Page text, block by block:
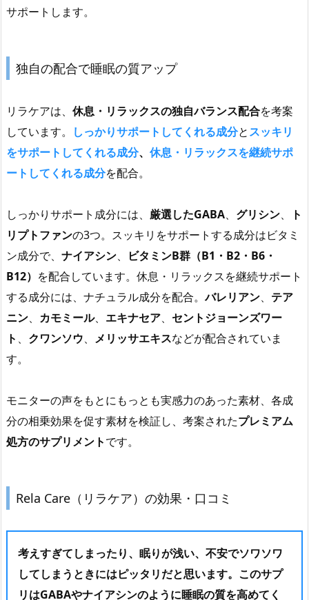
サポートします。
独自の配合で睡眠の質アップ
リラケアは、 休息・リラックスの独自バランス配合を考案
しています。
しっかりサポートしてくれる成分とスッキリ
をサポートしてくれる成分、 休息・リラックスを継続サポ
ートしてくれる成分を配合。
しっかりサポート成分には、 厳選したGABA、 グリシン、
ト
リプトファンの3つ。スッキリをサポートする成分はビタミ
ン成分で、 ナイアシン、
ビタミンB群（B1・B2・B6・
B12） を配合しています。休息・リラックスを継続サポート
する成分には、ナチュラル成分を配合。バレリアン、 テア
ニン、 カモミール、 エキナセア、 セントジョーンズワー
ト 、 クワンソウ、 メリッサエキスなどが配合されていま
す。
モニターの声をもとにもっとも実感力のあった素材、各成
分の相乗効果を促す素材を検証し、考案されたプレミアム
処方のサプリメントです。
Rela Care（リラケア）の効果・口コミ
考えすぎてしまったり、眠りが浅い、不安でソワソワ
してしまう ときにはピッタリだと思います。このサプ
リはGABAやナイアシンのように睡眠の質を高めてく